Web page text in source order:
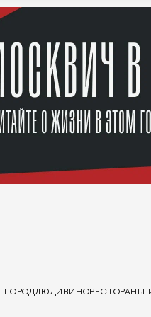
ГОРОДЛЮДИ КИНОРЕСТОРАНЫ